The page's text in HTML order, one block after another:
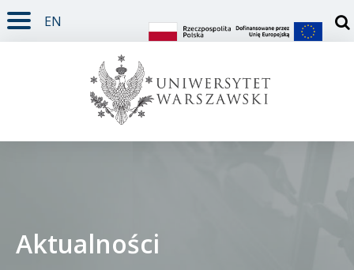
TREŚĆ STRONY
MENU GŁÓWNE
WYSZUKIWARKA
SOCIAL MEDIA
STOPKA STRONY
EN
Aktualności